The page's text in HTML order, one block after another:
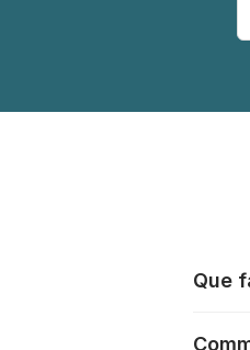
Que